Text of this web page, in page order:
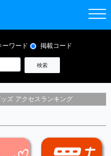
ーワード 掲載コード
ズ アクセスランキング